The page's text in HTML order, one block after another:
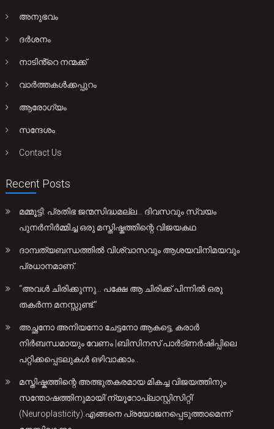
അനുഭവം
ദർശനം
നാടിൻ്റെ നന്മക്ക്
വാർത്തകൾക്കപ്പുറം
ആരോഗ്യം
സന്ദേശം
Contact Us
Recent Posts
മമ്മൂട്ടി: പ്രതിഭ ജന്മസിദ്ധമല്ല… ദിവസവും സ്വയം
പുനർനിർമ്മിച്ച ഒരു മസ്തിഷ്കത്തിന്റെ വിജയകഥ
ദാമ്പത്യബന്ധത്തിൽ വിശ്വാസവും ആശയവിനിമയവും
പ്രധാനമാണ്.
“അവൾ ചിരിക്കുന്നു… പക്ഷേ ആ ചിരിക്ക് പിന്നിൽ ഒരു
തകർന്ന മനസ്സുണ്ട്.”
അച്ഛനോ അനിയനോ ചേട്ടനോ ആകട്ടെ, കരാർ
നിർബന്ധമായും വേണം |ബിസിനസ് പാർട്ണർഷിപ്പിലെ
പറ്റിക്കപ്പെടലുകൾ ഒഴിവാക്കാം..
മസ്തിഷ്കത്തിന്റെ അത്ഭുതകരമായ മികച്ച വിജയത്തിനും
സന്തോഷത്തിനുമായി’ന്യൂറോപ്ലാസ്റ്റിസിറ്റി’
(Neuroplasticity):എങ്ങനെ പ്രയോജനപ്പെടുത്താമെന്ന്